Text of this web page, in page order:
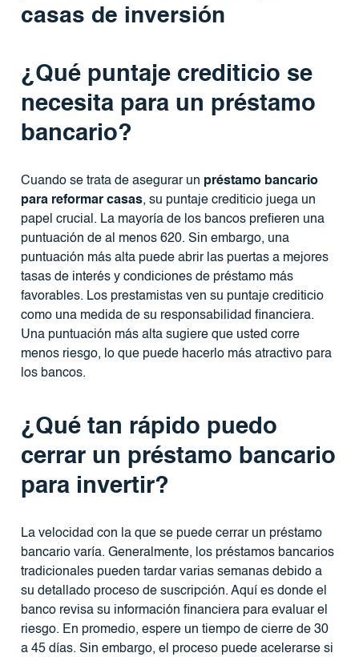
casas de inversión
¿Qué puntaje crediticio se
necesita para un préstamo
bancario?
Cuando se trata de asegurar un préstamo bancario
para reformar casas, su puntaje crediticio juega un
papel crucial. La mayoría de los bancos prefieren una
puntuación de al menos 620. Sin embargo, una
puntuación más alta puede abrir las puertas a mejores
tasas de interés y condiciones de préstamo más
favorables. Los prestamistas ven su puntaje crediticio
como una medida de su responsabilidad financiera.
Una puntuación más alta sugiere que usted corre
menos riesgo, lo que puede hacerlo más atractivo para
los bancos.
¿Qué tan rápido puedo
cerrar un préstamo bancario
para invertir?
La velocidad con la que se puede cerrar un préstamo
bancario varía. Generalmente, los préstamos bancarios
tradicionales pueden tardar varias semanas debido a
su detallado proceso de suscripción. Aquí es donde el
banco revisa su información financiera para evaluar el
riesgo. En promedio, espere un tiempo de cierre de 30
a 45 días. Sin embargo, el proceso puede acelerarse si